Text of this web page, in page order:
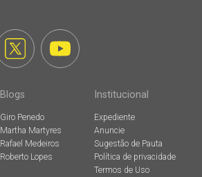
Blogs
Giro Penedo
Martha Martyres
Rafael Medeiros
Roberto Lopes
Institucional
Expediente
Anuncie
Sugestão de Pauta
Política de privacidade
Termos de Uso